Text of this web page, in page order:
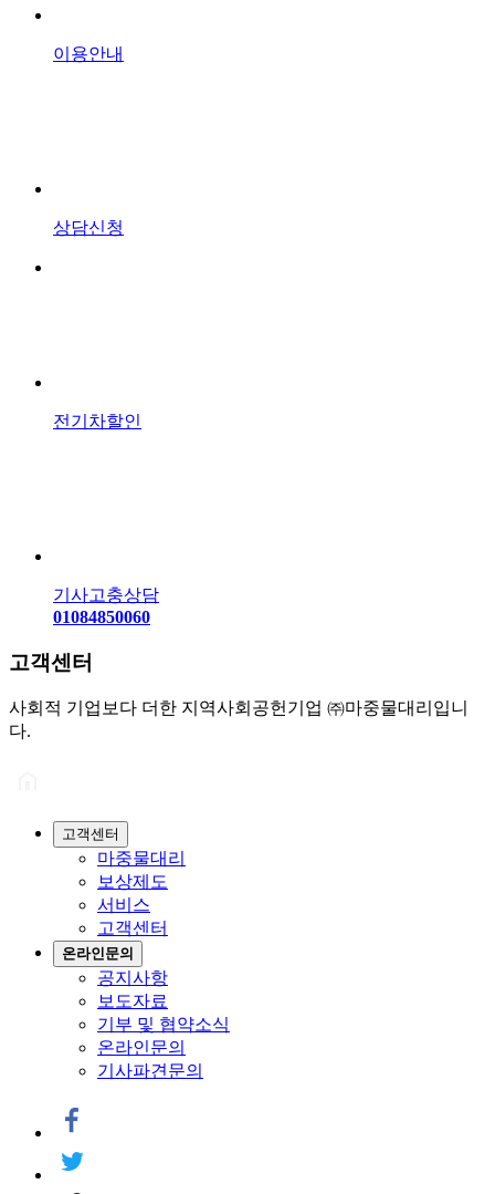
이용안내
상담신청
전기차할인
기사고충상담
01084850060
고객센터
사회적 기업보다 더한 지역사회공헌기업 ㈜마중물대리입니
다.
고객센터
마중물대리
보상제도
서비스
고객센터
온라인문의
공지사항
보도자료
기부 및 협약소식
온라인문의
기사파견문의